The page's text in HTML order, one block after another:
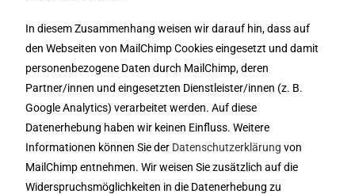
In diesem Zusammenhang weisen wir darauf hin, dass auf
den Webseiten von MailChimp Cookies eingesetzt und damit
personenbezogene Daten durch MailChimp, deren
Partner/innen und eingesetzten Dienstleister/innen (z. B.
Google Analytics) verarbeitet werden. Auf diese
Datenerhebung haben wir keinen Einfluss. Weitere
Informationen können Sie der Datenschutzerklärungvon
MailChimp entnehmen. Wir weisen Sie zusätzlich auf die
Widerspruchsmöglichkeiten in die Datenerhebung zu